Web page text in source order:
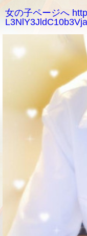
女の子ページへ